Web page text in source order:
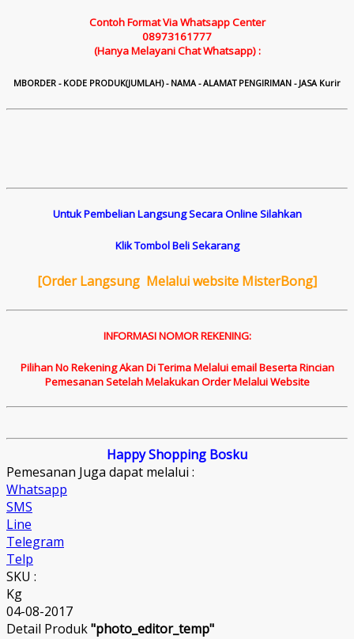
Contoh Format Via Whatsapp Center
08973161777
(Hanya Melayani Chat Whatsapp) :
MBORDER - KODE PRODUK(JUMLAH) - NAMA - ALAMAT PENGIRIMAN - JASA Kurir
Untuk Pembelian Langsung Secara Online Silahkan
Klik Tombol Beli Sekarang
[Order Langsung Melalui website MisterBong]
INFORMASI NOMOR REKENING:
Pilihan No Rekening Akan Di Terima Melalui email Beserta Rincian
Pemesanan Setelah Melakukan Order Melalui Website
Happy Shopping Bosku
Pemesanan Juga dapat melalui :
Whatsapp
SMS
Line
Telegram
Telp
SKU :
Kg
04-08-2017
Detail Produk"photo_editor_temp"